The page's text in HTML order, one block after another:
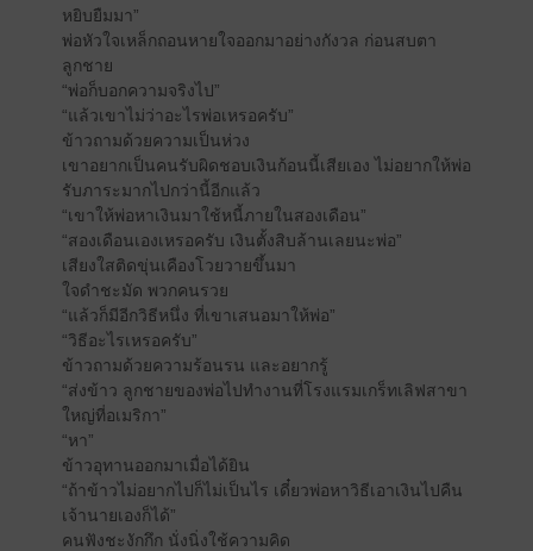
หยิบยืมมา”
พ่อหัวใจเหล็กถอนหายใจออกมาอย่างกังวล ก่อนสบตา
ลูกชาย
“พ่อก็บอกความจริงไป”
“แล้วเขาไม่ว่าอะไรพ่อเหรอครับ”
ข้าวถามด้วยความเป็นห่วง
เขาอยากเป็นคนรับผิดชอบเงินก้อนนี้เสียเอง ไม่อยากให้พ่อ
รับภาระมากไปกว่านี้อีกแล้ว
“เขาให้พ่อหาเงินมาใช้หนี้ภายในสองเดือน”
“สองเดือนเองเหรอครับ เงินตั้งสิบล้านเลยนะพ่อ”
เสียงใสติดขุ่นเคืองโวยวายขึ้นมา
ใจดำชะมัด พวกคนรวย
“แล้วก็มีอีกวิธีหนึ่ง ที่เขาเสนอมาให้พ่อ”
“วิธีอะไรเหรอครับ”
ข้าวถามด้วยความร้อนรน และอยากรู้
“ส่งข้าว ลูกชายของพ่อไปทำงานที่โรงแรมเกร็ทเลิฟสาขา
ใหญ่ที่อเมริกา”
“หา”
ข้าวอุทานออกมาเมื่อได้ยิน
“ถ้าข้าวไม่อยากไปก็ไม่เป็นไร เดี๋ยวพ่อหาวิธีเอาเงินไปคืน
เจ้านายเองก็ได้”
คนฟังชะงักกึก นั่งนิ่งใช้ความคิด